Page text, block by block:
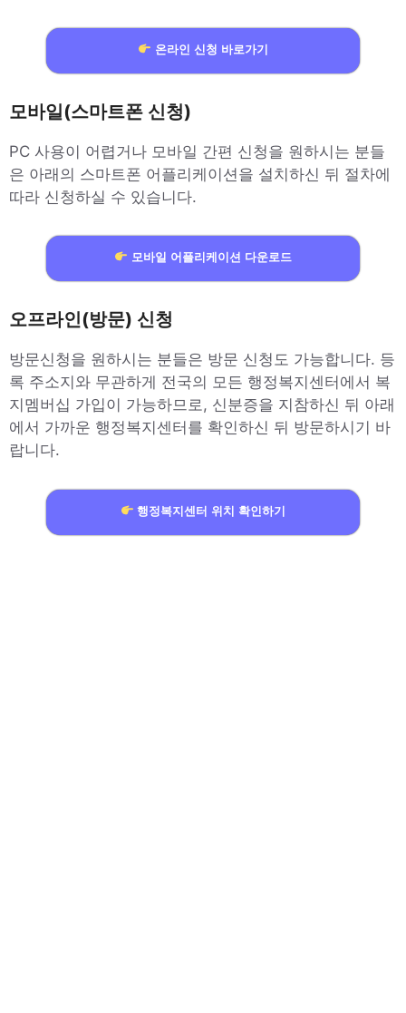
온라인 신청 바로가기
모바일(스마트폰 신청)
PC 사용이 어렵거나 모바일 간편 신청을 원하시는 분들
은 아래의 스마트폰 어플리케이션을 설치하신 뒤 절차에
따라 신청하실 수 있습니다.
모바일 어플리케이션 다운로드
오프라인(방문) 신청
방문신청을 원하시는 분들은 방문 신청도 가능합니다. 등
록 주소지와 무관하게 전국의 모든 행정복지센터에서 복
지멤버십 가입이 가능하므로, 신분증을 지참하신 뒤 아래
에서 가까운 행정복지센터를 확인하신 뒤 방문하시기 바
랍니다.
행정복지센터 위치 확인하기